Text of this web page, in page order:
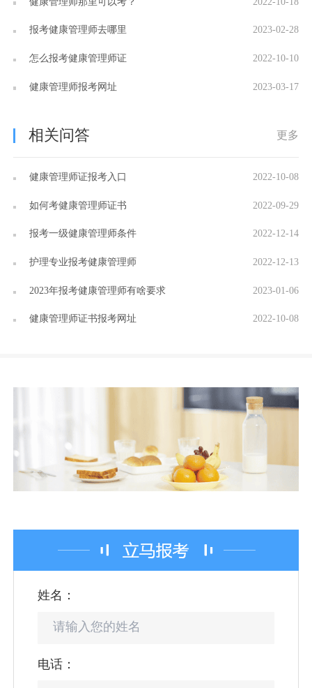
报考健康管理师去哪里 2023-02-28
怎么报考健康管理师证 2022-10-10
健康管理师报考网址 2023-03-17
相关问答 更多
健康管理师证报考入口 2022-10-08
如何考健康管理师证书 2022-09-29
报考一级健康管理师条件 2022-12-14
护理专业报考健康管理师 2022-12-13
2023年报考健康管理师有啥要求 2023-01-06
健康管理师证书报考网址 2022-10-08
姓名：
电话：